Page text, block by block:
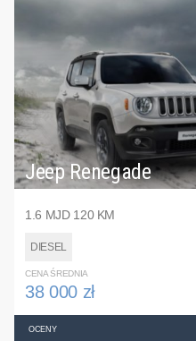
Jeep Renegade
1.6 MJD 120 KM
DIESEL
CENA ŚREDNIA
38 000 zł
OCENY